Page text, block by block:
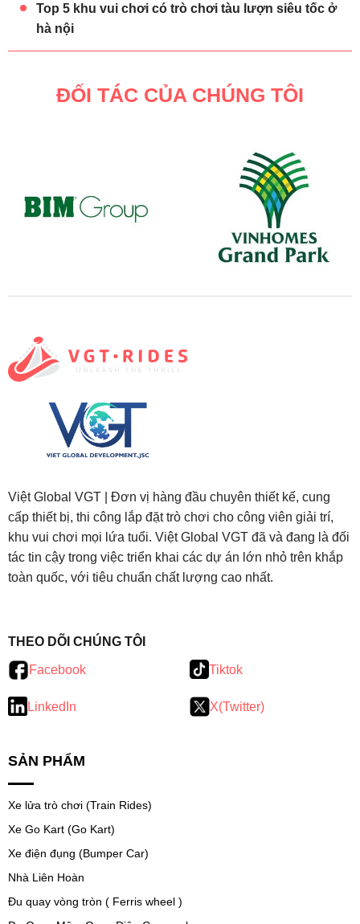
Top 5 khu vui chơi có trò chơi tàu lượn siêu tốc ở
hà nội
ĐỐI TÁC CỦA CHÚNG TÔI
Việt Global VGT | Đơn vị hàng đầu chuyên thiết kế, cung
cấp thiết bị, thi công lắp đặt trò chơi cho công viên giải trí,
khu vui chơi mọi lứa tuổi. Việt Global VGT đã và đang là đối
tác tin cậy trong việc triển khai các dự án lớn nhỏ trên khắp
toàn quốc, với tiêu chuẩn chất lượng cao nhất.
THEO DÕI CHÚNG TÔI
Facebook Tiktok
LinkedIn X(Twitter)
SẢN PHẨM
Xe lửa trò chơi (Train Rides)
Xe Go Kart (Go Kart)
Xe điện đụng (Bumper Car)
Nhà Liên Hoàn
Đu quay vòng tròn ( Ferris wheel )